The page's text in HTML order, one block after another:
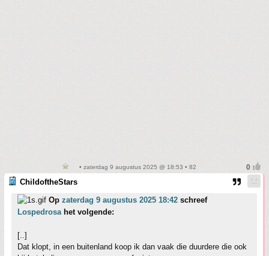
• zaterdag 9 augustus 2025 @ 18:53 • 82
ChildoftheStars
Op zaterdag 9 augustus 2025 18:42 schreef
Lospedrosahet volgende:
[..]
Dat klopt, in een buitenland koop ik dan vaak die duurdere die ook